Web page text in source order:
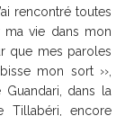
rencontré toutes
vie dans mon
que mes paroles
mon sort ››,
dans la
Tillabéri, encore